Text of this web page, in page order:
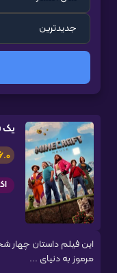
یک
این فیلم داستان چهار
مرموز به دنیای ...